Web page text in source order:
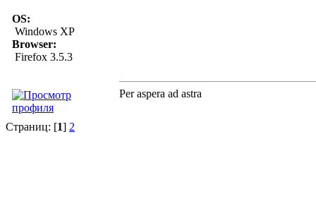
OS:
Windows XP
Browser:
Firefox 3.5.3
Per aspera ad astra
Страниц: [1] 2